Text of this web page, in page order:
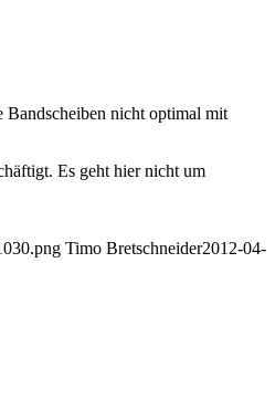
Bandscheiben nicht optimal mit
Es geht hier nicht um
Timo Bretschneider2012-04-